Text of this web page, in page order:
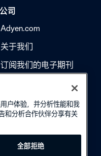
公司
Adyen.com
关于我们
订阅我们的电子期刊
户体验，并分析性能和我
和分析合作伙伴分享有关
全部拒绝